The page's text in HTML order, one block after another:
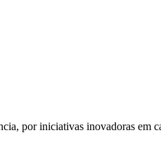
por iniciativas inovadoras